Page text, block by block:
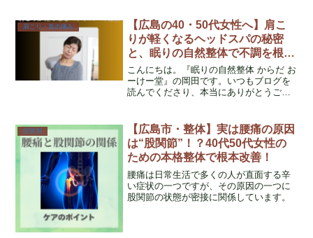
療の現場に立ち、そして今は女性の自律
神経と睡眠の質の...
肩こり・首の痛み
【広島の40・50代女性へ】肩こ
りが軽くなるヘッドスパの秘密
と、眠りの自然整体で不調を根本
から整える方法
こんにちは。『眠りの自然整体 からだ お
ーけー堂』の岡田です。いつもブログを
読んでくださり、本当にありがとうござ
ました。そのなかで痛みや不調で悩む方
をたくさん見てきま...
症状別
【広島市・整体】実は腰痛の原因
は“股関節”！？40代50代女性の
ための本格整体で根本改善！
腰痛は日常生活で多くの人が直面する辛
い症状の一つですが、その原因の一つに
股関節の状態が密接に関係しています。